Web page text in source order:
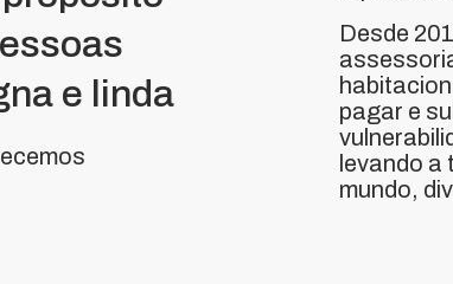
e linda
Desde
pagar e
levando
mundo,